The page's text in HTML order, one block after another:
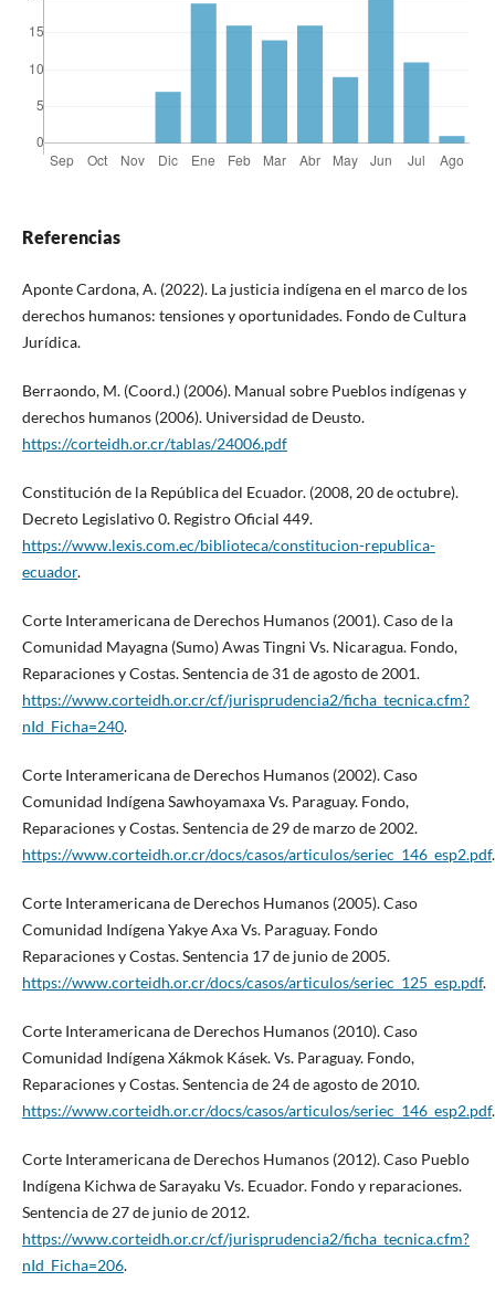
Referencias
Aponte Cardona, A. (2022). La justicia indígena en el marco de los
derechos humanos: tensiones y oportunidades. Fondo de Cultura
Jurídica.
Berraondo, M. (Coord.) (2006). Manual sobre Pueblos indígenas y
derechos humanos (2006). Universidad de Deusto.
https://corteidh.or.cr/tablas/24006.pdf
Constitución de la República del Ecuador. (2008, 20 de octubre).
Decreto Legislativo 0. Registro Oficial 449.
https://www.lexis.com.ec/biblioteca/constitucion-republica-
ecuador.
Corte Interamericana de Derechos Humanos (2001). Caso de la
Comunidad Mayagna (Sumo) Awas Tingni Vs. Nicaragua. Fondo,
Reparaciones y Costas. Sentencia de 31 de agosto de 2001.
https://www.corteidh.or.cr/cf/jurisprudencia2/ficha_tecnica.cfm?
nId_Ficha=240.
Corte Interamericana de Derechos Humanos (2002). Caso
Comunidad Indígena Sawhoyamaxa Vs. Paraguay. Fondo,
Reparaciones y Costas. Sentencia de 29 de marzo de 2002.
https://www.corteidh.or.cr/docs/casos/articulos/seriec_146_esp2.pdf.
Corte Interamericana de Derechos Humanos (2005). Caso
Comunidad Indígena Yakye Axa Vs. Paraguay. Fondo
Reparaciones y Costas. Sentencia 17 de junio de 2005.
https://www.corteidh.or.cr/docs/casos/articulos/seriec_125_esp.pdf.
Corte Interamericana de Derechos Humanos (2010). Caso
Comunidad Indígena Xákmok Kásek. Vs. Paraguay. Fondo,
Reparaciones y Costas. Sentencia de 24 de agosto de 2010.
https://www.corteidh.or.cr/docs/casos/articulos/seriec_146_esp2.pdf.
Corte Interamericana de Derechos Humanos (2012). Caso Pueblo
Indígena Kichwa de Sarayaku Vs. Ecuador. Fondo y reparaciones.
Sentencia de 27 de junio de 2012.
https://www.corteidh.or.cr/cf/jurisprudencia2/ficha_tecnica.cfm?
nId_Ficha=206.